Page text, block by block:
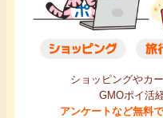
ショッピングやカ
GMOポイ活
アンケートなど無料